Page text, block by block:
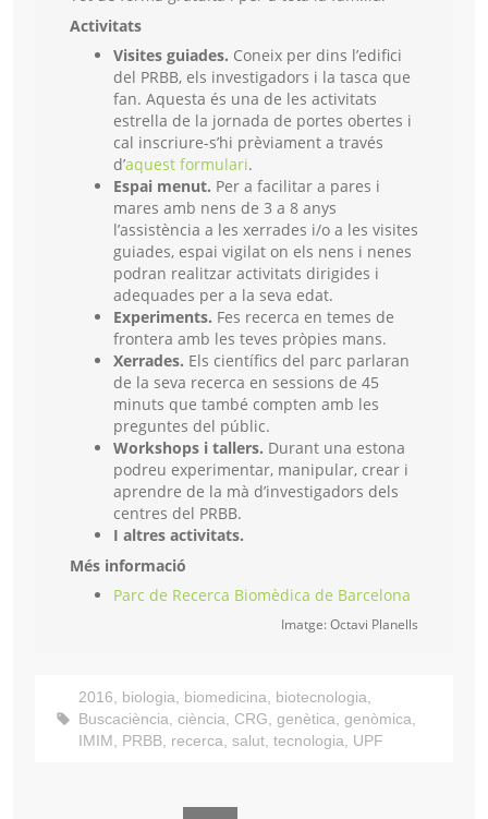
Activitats
Visites guiades. Coneix per dins l’edifici
del PRBB, els investigadors i la tasca que
fan. Aquesta és una de les activitats
estrella de la jornada de portes obertes i
cal inscriure-s’hi prèviament a través
d’aquest formulari.
Espai menut. Per a facilitar a pares i
mares amb nens de 3 a 8 anys
l’assistència a les xerrades i/o a les visites
guiades, espai vigilat on els nens i nenes
podran realitzar activitats dirigides i
adequades per a la seva edat.
Experiments. Fes recerca en temes de
frontera amb les teves pròpies mans.
Xerrades. Els científics del parc parlaran
de la seva recerca en sessions de 45
minuts que també compten amb les
preguntes del públic.
Workshops i tallers. Durant una estona
podreu experimentar, manipular, crear i
aprendre de la mà d’investigadors dels
centres del PRBB.
I altres activitats.
Més informació
Parc de Recerca Biomèdica de Barcelona
Imatge: Octavi Planells
2016, biologia, biomedicina, biotecnologia,
Buscaciència, ciència, CRG, genètica, genòmica,
IMIM, PRBB, recerca, salut, tecnologia, UPF